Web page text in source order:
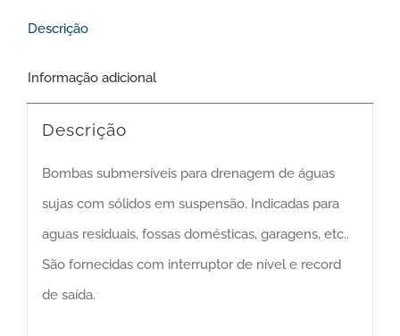
Descrição
Informação adicional
Descrição
Bombas submersíveis para drenagem de águas
sujas com sólidos em suspensão. Indicadas para
aguas residuais, fossas domésticas, garagens, etc..
São fornecidas com interruptor de nível e record
de saída.